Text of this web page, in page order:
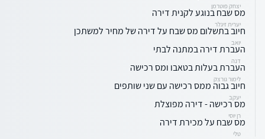
יצחק פוטרמן
מס שבח בנוגע לקנית דירה
יערית זיגלר
חיוב בתשלום מס שבח על דירה של מחיר למשתכן
יואב
העברת דירה במתנה לבתי
דנה
העברת בעלות בטאבו ומס רכישה
לימור גורצק
חיוב גבוה ממס רכישה עם שני שותפים
יעקב
מס רכישה - דירה מפוצלת
רן יוסי
מס שבח על מכירת דירה
טלי